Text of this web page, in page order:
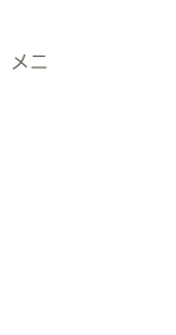
メニ